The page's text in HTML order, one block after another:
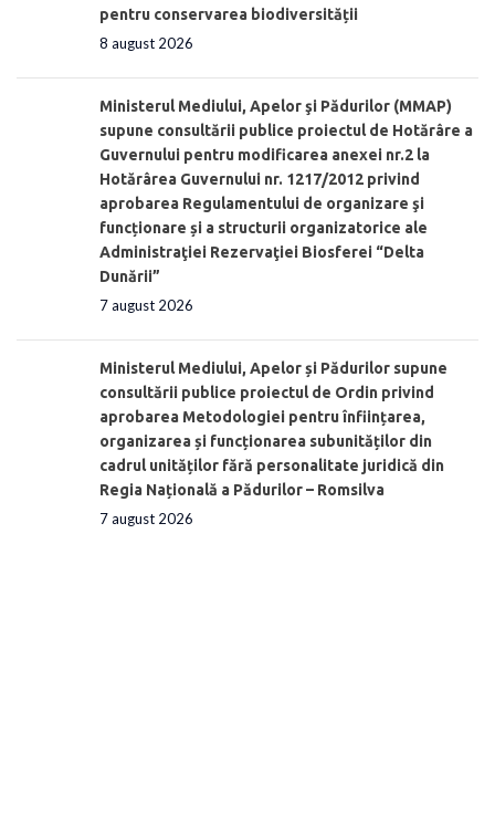
pentru conservarea biodiversității
8 august 2026
Ministerul Mediului, Apelor şi Pădurilor (MMAP)
supune consultării publice proiectul de Hotărâre a
Guvernului pentru modificarea anexei nr.2 la
Hotărârea Guvernului nr. 1217/2012 privind
aprobarea Regulamentului de organizare şi
funcționare și a structurii organizatorice ale
Administraţiei Rezervaţiei Biosferei “Delta
Dunării”
7 august 2026
Ministerul Mediului, Apelor și Pădurilor supune
consultării publice proiectul de Ordin privind
aprobarea Metodologiei pentru înființarea,
organizarea și funcționarea subunităților din
cadrul unităților fără personalitate juridică din
Regia Națională a Pădurilor – Romsilva
7 august 2026